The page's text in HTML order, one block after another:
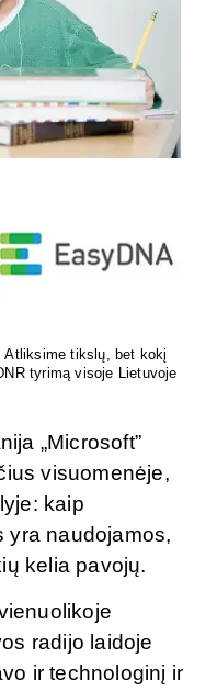
Atliksime tikslų, bet kokį
tyrimą visoje Lietuvoje
„Microsoft”
visuomenėje,
kaip
yra naudojamos,
kelia pavojų.
radijo laidoje
ir technologinį ir